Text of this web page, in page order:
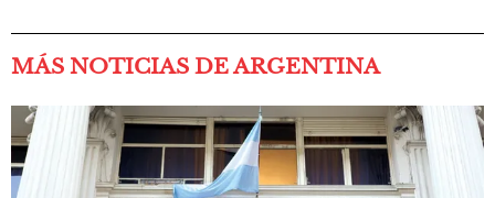
MÁS NOTICIAS DE ARGENTINA